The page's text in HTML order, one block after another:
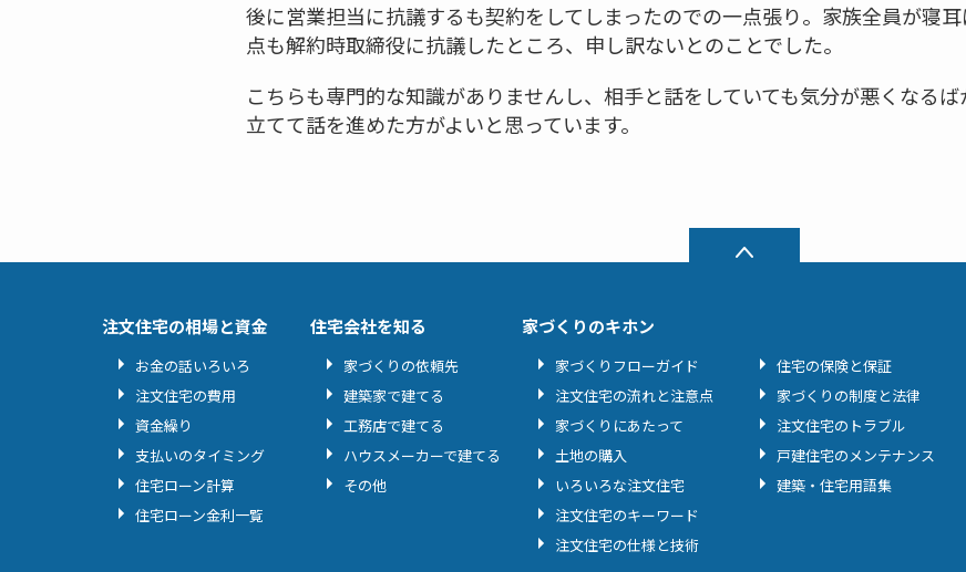
後に営業担当に抗議するも契約をしてしまったのでの一点張り。家族全員が寝
点も解約時取締役に抗議したところ、申し訳ないとのことでした。
こちらも専門的な知識がありませんし、相手と話をしていても気分が悪くなる
立てて話を進めた方がよいと思っています。
注文住宅の相場と資金
お金の話いろいろ
注文住宅の費用
資金繰り
支払いのタイミング
住宅ローン計算
住宅ローン金利一覧
住宅会社を知る
家づくりの依頼先
建築家で建てる
工務店で建てる
ハウスメーカーで建てる
その他
家づくりのキホン
家づくりフローガイド
注文住宅の流れと注意点
家づくりにあたって
土地の購入
いろいろな注文住宅
注文住宅のキーワード
注文住宅の仕様と技術
住宅の保険と保証
家づくりの制度と法律
注文住宅のトラブル
戸建住宅のメンテナンス
建築・住宅用語集